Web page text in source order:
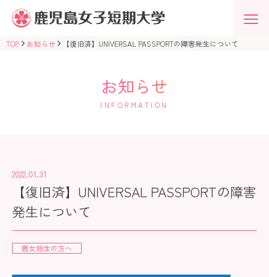
鹿
児
島
女
子
園
TOP お知らせ 【復旧済】UNIVERSAL PASSPORTの障害発生について
お知らせ
INFORMATION
2022.01.31
【復旧済】UNIVERSAL PASSPORTの障害
発生について
鹿女短生の方へ